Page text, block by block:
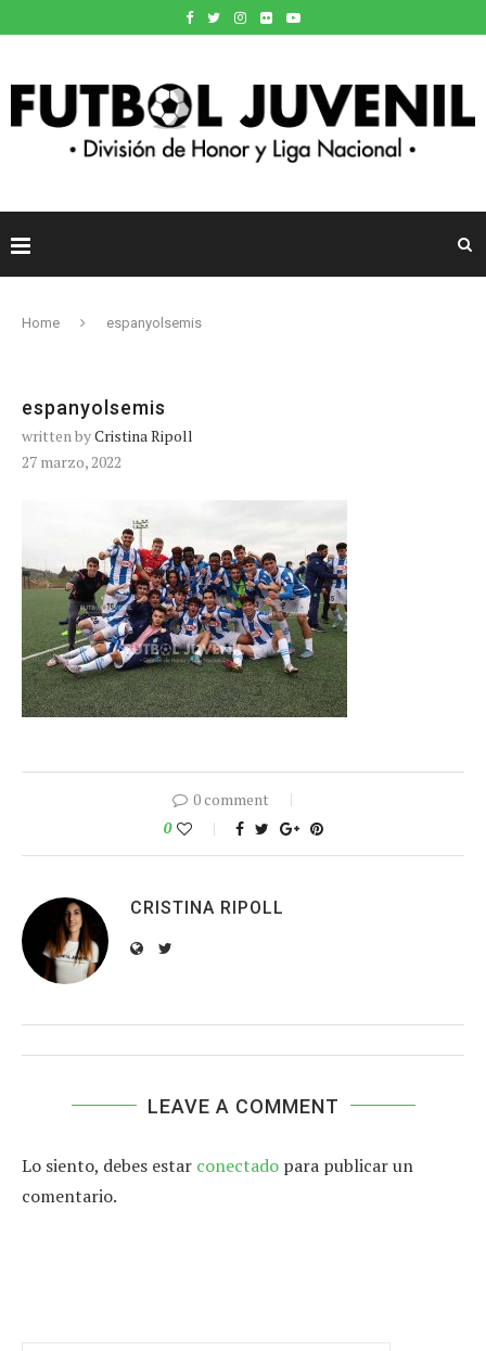
Home espanyolsemis
espanyolsemis
written byCristina Ripoll
27 marzo, 2022
0 comment
0
CRISTINA RIPOLL
LEAVE A COMMENT
Lo siento, debes estar conectado para publicar un
comentario.